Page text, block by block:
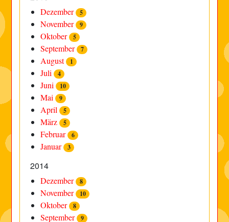
Dezember 5
November 9
Oktober 5
September 7
August 1
Juli 4
Juni 10
Mai 9
April 5
März 5
Februar 6
Januar 3
2014
Dezember 8
November 10
Oktober 8
September 9